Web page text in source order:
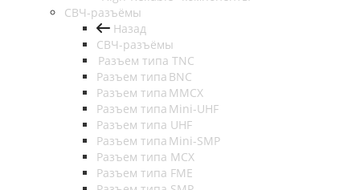
СВЧ-разъёмы
Назад
СВЧ-разъёмы
Разъем типа TNC
Разъем типа BNC
Разъем типа MMCX
Разъем типа Mini-UHF
Разъем типа UHF
Разъем типа Mini-SMP
Разъем типа MCX
Разъем типа FME